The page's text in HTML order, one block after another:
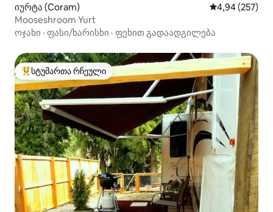
იურტა (Coram) საშუალო
4,94 (257)
Mooseshroom Yurt
ოჯახი · ფასი/ხარისხი · ფეხით გადაადგილება
სტუმართა რჩეული მოწინავე ვარიანტი
სტუმართა რჩეული